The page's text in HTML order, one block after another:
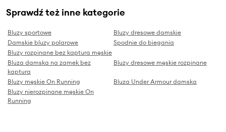
Sprawdź też inne kategorie
Bluzy sportowe
Bluzy dresowe damskie
Damskie bluzy polarowe
Spodnie do biegania
Bluzy rozpinane bez kaptura męskie
Bluza damska na zamek bez
kaptura
Bluzy dresowe męskie rozpinane
Bluzy męskie On Running
Bluza Under Armour damska
Bluzy nierozpinane męskie On
Running